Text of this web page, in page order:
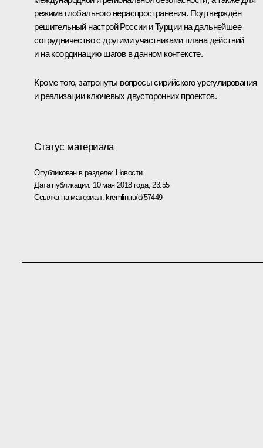
режима глобального нераспространения. Подтверждён
решительный настрой России и Турции на дальнейшее
сотрудничество с другими участниками плана действий
и на координацию шагов в данном контексте.
Кроме того, затронуты вопросы сирийского урегулирования
и реализации ключевых двусторонних проектов.
Статус материала
Опубликован в разделе: Новости
Дата публикации: 10 мая 2018 года, 23:55
Ссылка на материал: kremlin.ru/d/57449